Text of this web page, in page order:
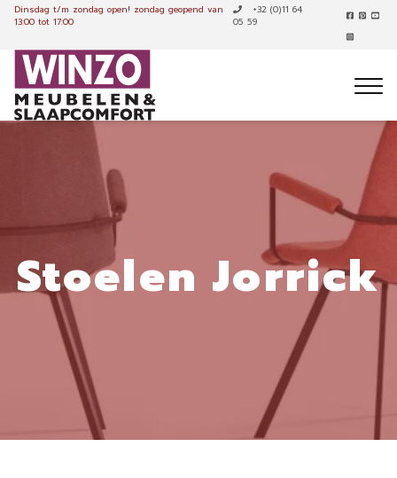
Dinsdag t/m zondag open! zondag geopend van
13:00 tot 17:00
+32 (0)11 64
05 59
Stoelen Jorrick